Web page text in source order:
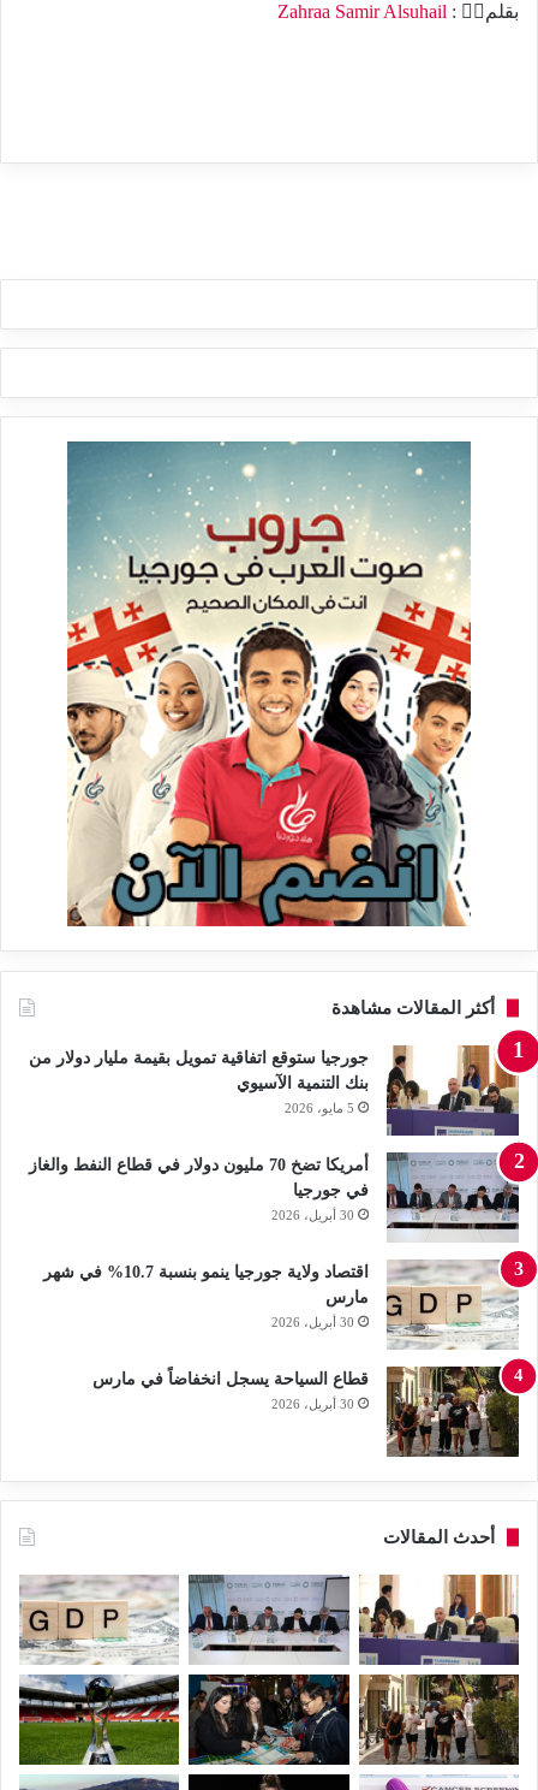
بقلم✍🏻 :
أكثر المقالات مشاهدة
جورجيا ستوقع اتفاقية تمويل بقيمة مليار دولار من
بنك التنمية الآسيوي
5 مايو، 2026
أمريكا تضخ 70 مليون دولار في قطاع النفط والغاز
في جورجيا
30 أبريل، 2026
اقتصاد ولاية جورجيا ينمو بنسبة 10.7% في شهر
مارس
30 أبريل، 2026
قطاع السياحة يسجل انخفاضاً في مارس
30 أبريل، 2026
أحدث المقالات